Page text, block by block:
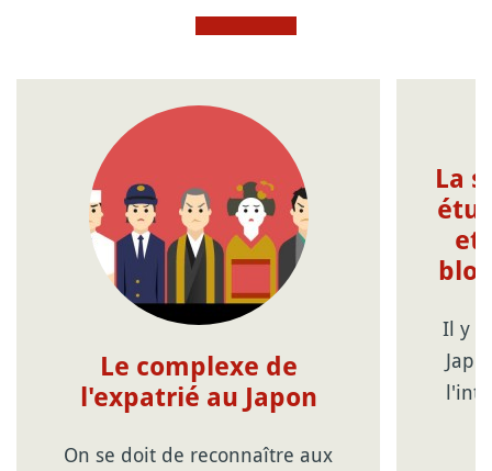
Le complexe de
l'expatrié au Japon
On se doit de reconnaître aux
La
et
Il y a